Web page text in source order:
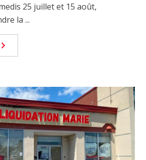
25 juillet et 15 août,
la ...